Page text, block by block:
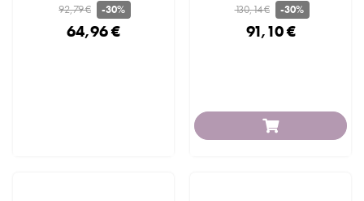
92,79 € -30%
64,96 €
130,14 € -30%
91,10 €